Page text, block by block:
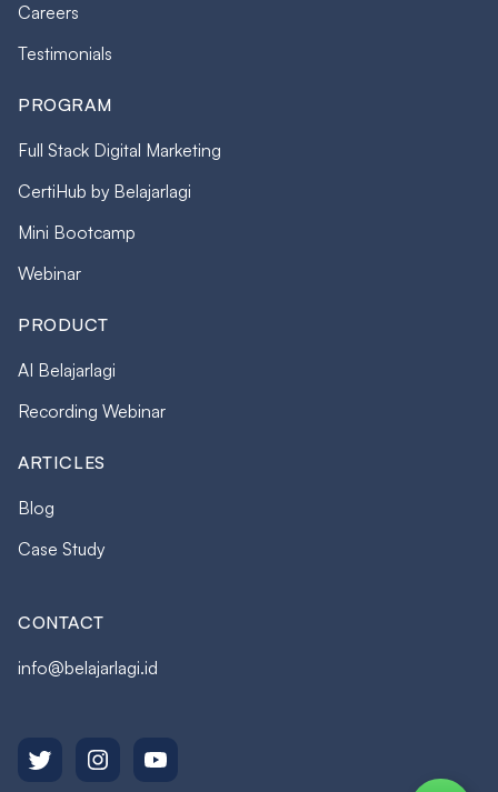
Careers
Testimonials
PROGRAM
Full Stack Digital Marketing
CertiHub by Belajarlagi
Mini Bootcamp
Webinar
PRODUCT
AI Belajarlagi
Recording Webinar
ARTICLES
Blog
Case Study
CONTACT
info@belajarlagi.id